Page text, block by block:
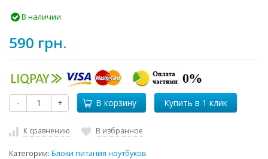
В наличии
590 грн.
- + В корзину
К сравнению В избранное
Категории: Блоки питания ноутбуков